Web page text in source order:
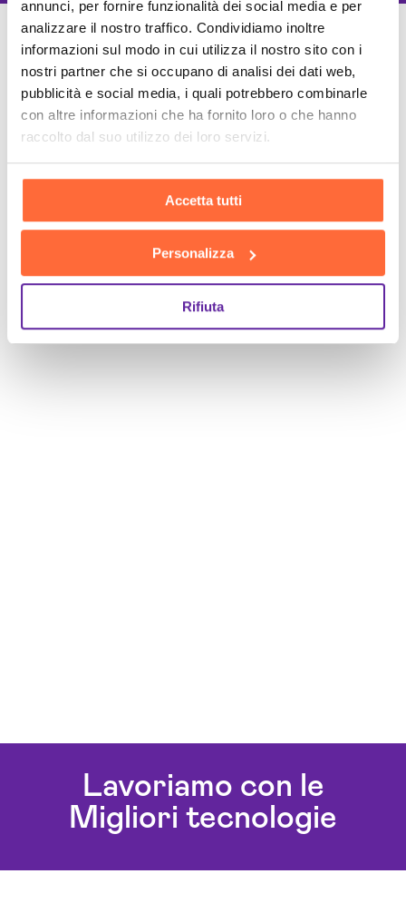
annunci, per fornire funzionalità dei social media e per
analizzare il nostro traffico. Condividiamo inoltre
informazioni sul modo in cui utilizza il nostro sito con i
nostri partner che si occupano di analisi dei dati web,
pubblicità e social media, i quali potrebbero combinarle
con altre informazioni che ha fornito loro o che hanno
raccolto dal suo utilizzo dei loro servizi.
Accetta tutti
Personalizza
Rifiuta
Un Team di specialisti
Sempre a tuo supporto
Lavoriamo con le
Migliori tecnologie